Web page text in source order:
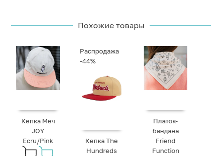
Похожие товары
Кепка Меч
JOY
Ecru/Pink
Распродажа
-44%
Кепка The
Hundreds
Платок-
бандана
Friend
Function